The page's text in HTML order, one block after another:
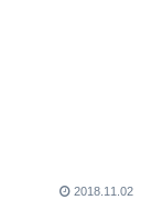
2018.11.02